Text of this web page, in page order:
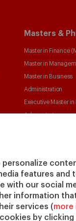
personalize
features and
with our social
information
services (more
by
Masters &
Master in Finance
Master in
Master in Business
Administration
Executive Master in
Administration
Master in Research
PhD in Management